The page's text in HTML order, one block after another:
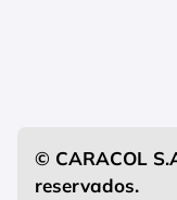
© CARACOL
reservados.